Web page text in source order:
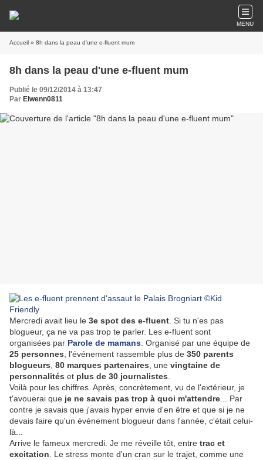
MENU
Accueil » 8h dans la peau d'une e-fluent mum
8h dans la peau d'une e-fluent mum
Publié le 09/12/2014 à 13:47
Par Elwenn0811
Mercredi avait lieu le 3e spot des e-fluent . Si tu n'es pas
blogueur, ça ne va pas trop te parler. Les e-fluent sont
organisées par Parole de mamans . Organisé par une équipe de
25 personnes , l'événement rassemble plus de 350 parents
blogueurs 80 marques partenaires , une vingtaine de
personnalités et plus de 30 journalistes
Voilà pour les chiffres. Après, concrètement, vu de l'extérieur, je
t'avouerai que je ne savais pas trop à quoi m'attendre ... Par
contre je savais que j'avais hyper envie d'en être et que si je ne
devais faire qu'un événement blogueur dans l'année, c'était celui-
là...
Arrive le fameux mercredi. Je me réveille tôt, entre trac et
excitation . Le stress monte d'un cran sur le trajet, comme une